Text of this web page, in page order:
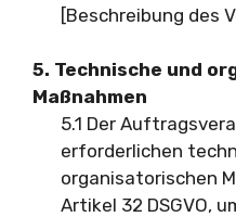
[Beschreibung des
5. Technische und
Maßnahmen
5.1 Der
erforderlichen
organisatorischen
Artikel 32 DSGVO,